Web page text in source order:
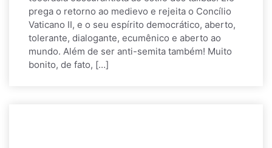
prega o retorno ao medievo e rejeita o Concílio
Vaticano II, e o seu espírito democrático, aberto,
tolerante, dialogante, ecumênico e aberto ao
mundo. Além de ser anti-semita também! Muito
bonito, de fato, […]